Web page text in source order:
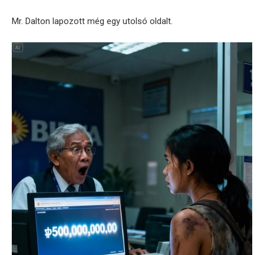
Mr. Dalton lapozott még egy utolsó oldalt.